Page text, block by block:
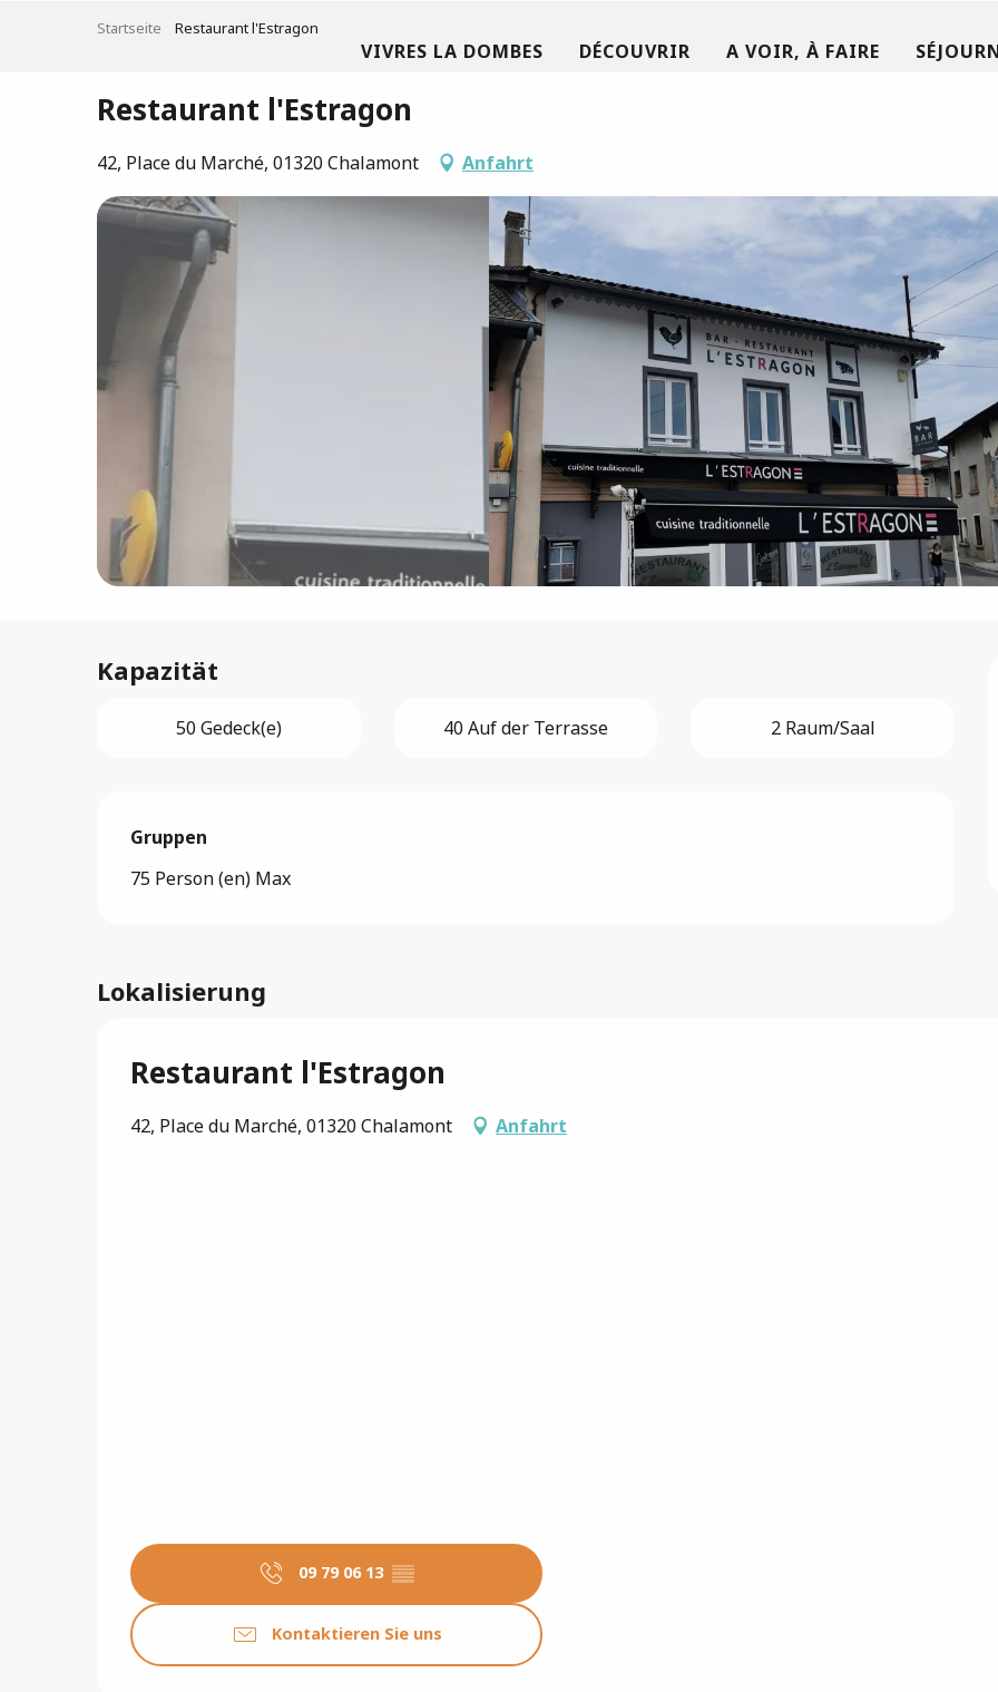
VIVRES LA DOMBES DÉCOUVRIR A VOIR, À FAIRE
Startseite Restaurant l'Estragon
Restaurant l'Estragon
42, Place du Marché, 01320 Chalamont Anfahrt
Kapazität
50 Gedeck(e) 40 Auf der Terrasse 2 Raum/Saal
Gruppen
Gruppen
75 Person (en) Max
Lokalisierung
Restaurant l'Estragon
42, Place du Marché, 01320 Chalamont Anfahrt
09 79 06 13 ▒▒
Kontaktieren Sie uns